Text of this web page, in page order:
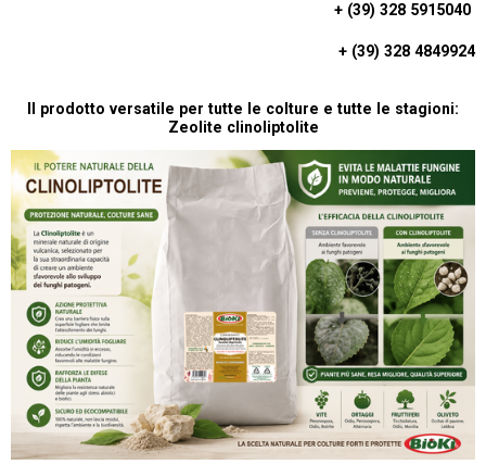
P
+ (39) 328 5915040
+ (39) 328 4849924
Il prodotto versatile per tutte le colture e tutte le stagioni:
Zeolite clinoliptolite